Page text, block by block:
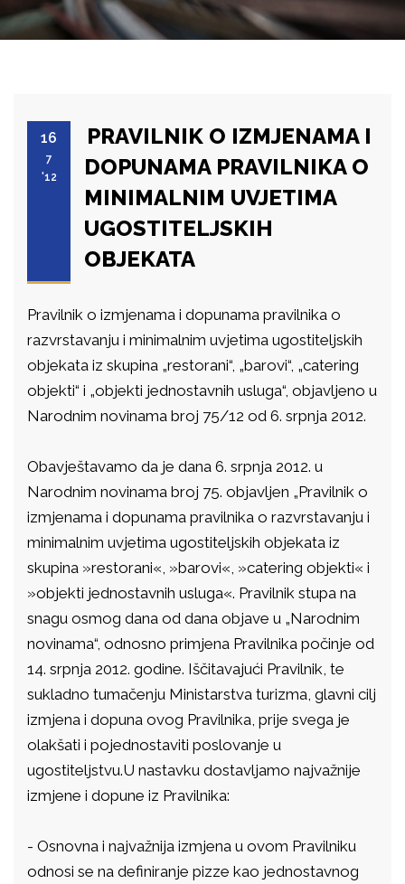
16
7
'12
PRAVILNIK O IZMJENAMA I
DOPUNAMA PRAVILNIKA O
MINIMALNIM UVJETIMA
UGOSTITELJSKIH
OBJEKATA
Pravilnik o izmjenama i dopunama pravilnika o
razvrstavanju i minimalnim uvjetima ugostiteljskih
objekata iz skupina „restorani“, „barovi“, „catering
objekti“ i „objekti jednostavnih usluga“, objavljeno u
Narodnim novinama broj 75/12 od 6. srpnja 2012.
Obavještavamo da je dana 6. srpnja 2012. u
Narodnim novinama broj 75. objavljen „Pravilnik o
izmjenama i dopunama pravilnika o razvrstavanju i
minimalnim uvjetima ugostiteljskih objekata iz
skupina »restorani«, »barovi«, »catering objekti« i
»objekti jednostavnih usluga«. Pravilnik stupa na
snagu osmog dana od dana objave u „Narodnim
novinama“, odnosno primjena Pravilnika počinje od
14. srpnja 2012. godine. Iščitavajući Pravilnik, te
sukladno tumačenju Ministarstva turizma, glavni cilj
izmjena i dopuna ovog Pravilnika, prije svega je
olakšati i pojednostaviti poslovanje u
ugostiteljstvu.U nastavku dostavljamo najvažnije
izmjene i dopune iz Pravilnika:
- Osnovna i najvažnija izmjena u ovom Pravilniku
odnosi se na definiranje pizze kao jednostavnog